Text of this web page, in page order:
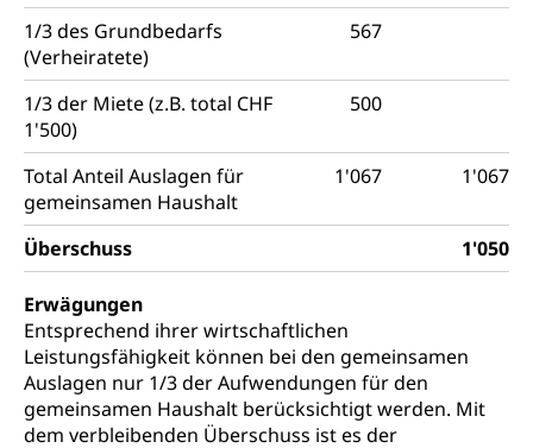
1/3 des Grundbedarfs
(Verheiratete)
567
1/3 der Miete (z.B. total CHF
1'500)
500
Total Anteil Auslagen für
gemeinsamen Haushalt
1'067 1'067
Überschuss 1'050
Erwägungen
Entsprechend ihrer wirtschaftlichen
Leistungsfähigkeit können bei den gemeinsamen
Auslagen nur 1/3 der Aufwendungen für den
gemeinsamen Haushalt berücksichtigt werden. Mit
dem verbleibenden Überschuss ist es der